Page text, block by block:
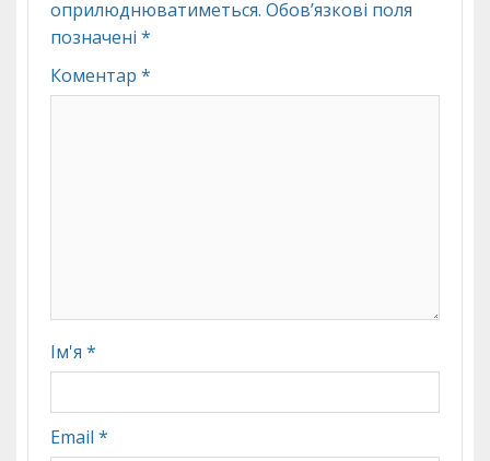
оприлюднюватиметься. Обов’язкові поля
позначені *
Коментар *
Ім'я *
Email *